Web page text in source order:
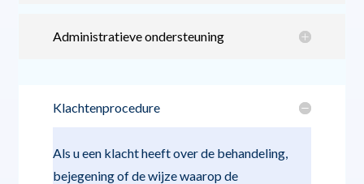
Administratieve ondersteuning
Klachtenprocedure
Als u een klacht heeft over de behandeling,
bejegening of de wijze waarop de